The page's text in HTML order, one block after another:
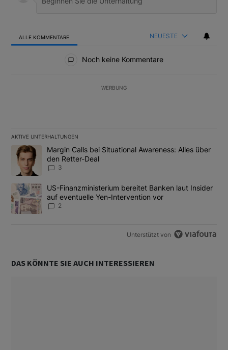
ALLE KOMMENTARE NEUESTE
Noch keine Kommentare
WERBUNG
AKTIVE UNTERHALTUNGEN
Das Folgende ist eine Liste der am meisten kommentierten
Ein Trendartikel mit dem Titel "Margin Calls bei Situational
Margin Calls bei Situational Awareness: Alles über
den Retter-Deal
3
Ein Trendartikel mit dem Titel "US-Finanzministerium bereitet
US-Finanzministerium bereitet Banken laut Insider
auf eventuelle Yen-Intervention vor
2
Unterstützt von
DAS KÖNNTE SIE AUCH INTERESSIEREN